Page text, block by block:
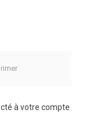
à votre compte